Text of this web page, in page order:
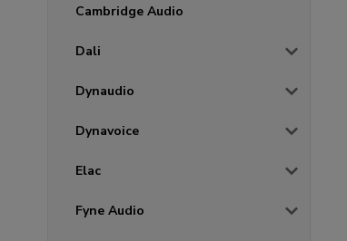
Cambridge Audio
Dali
Dynaudio
Dynavoice
Elac
Fyne Audio